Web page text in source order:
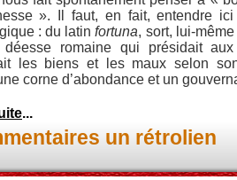
». Il faut, en fait, entendre
: du latinfortuna, sort, lui-
romaine qui présidait
les biens et les maux selon
corne d’abondance et un
...
un rétrolien